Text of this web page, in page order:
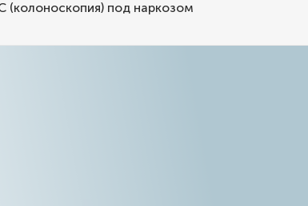
(колоноскопия) под наркозом